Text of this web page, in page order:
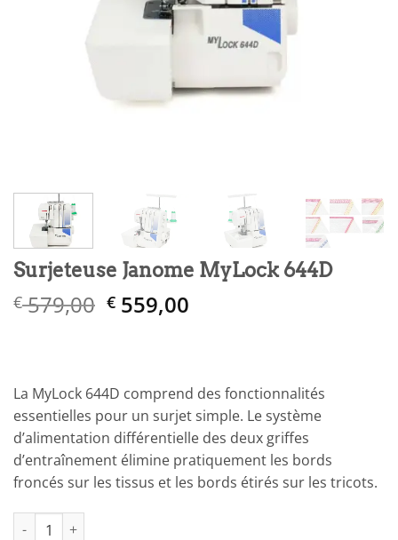
Surjeteuse Janome MyLock 644D
€579,00 Le
€ 579,00.
€ 559,00
€ 559,00.
La MyLock 644D comprend des fonctionnalités
essentielles pour un surjet simple. Le système
d’alimentation différentielle des deux griffes
d’entraînement élimine pratiquement les bords
froncés sur les tissus et les bords étirés sur les tricots.
quantité de Surjeteuse Janome MyLock 644D